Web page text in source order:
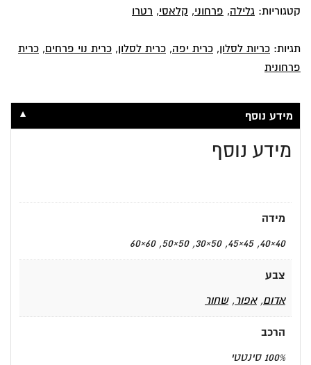
סקיפר
קטגוריות: גלילה, פרחוני, קלאסי, רטרו
תגיות: כריות לסלון, כרית יפה, כרית לסלון, כרית נוי פרחים, כרית
פרחונית
מידע נוסף ▼
מידע נוסף
מידה
40×40, 45×45, 50×30, 50×50, 60×60
צבע
אדום,אפור ,שחור
הרכב
100% סינטטי